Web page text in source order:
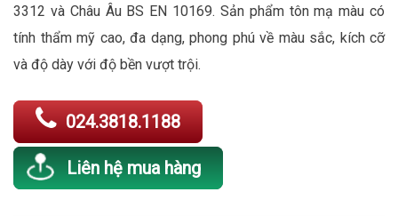
3312 và Châu Âu BS EN 10169. Sản phẩm tôn mạ màu có
tính thẩm mỹ cao, đa dạng, phong phú về màu sắc, kích cỡ
và độ dày với độ bền vượt trội.
024.3818.1188
Liên hệ mua hàng